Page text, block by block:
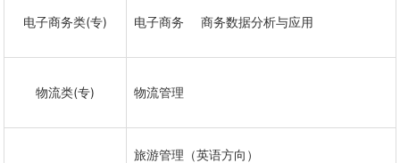
电子商务类(专) 电子商务 商务数据分析与应用
物流类(专) 物流管理
旅游管理（英语方向）